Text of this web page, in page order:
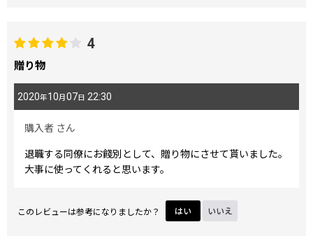
4
贈り物
2020年10月07日 22:30
購入者 さん
退職する同僚にお餞別として、贈り物にさせて貰いました。
大事に使ってくれると思います。
このレビューは参考になりましたか？ はい いいえ